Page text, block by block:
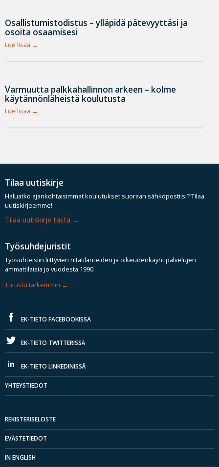
Osallistumistodistus – ylläpidä pätevyyttäsi ja
osoita osaamisesi
Lue lisää
Varmuutta palkkahallinnon arkeen – kolme
käytännönläheistä koulutusta
Lue lisää
Tilaa uutiskirje
Haluatko ajankohtaisimmat koulutukset suoraan sähköpostiisi? Tilaa
uutiskirjeemme!
Tilaa uutiskirje tästä
Työsuhdejuristit
Työsuhteisiin liittyvien riitatilanteiden ja oikeudenkäyntipalvelujen
ammattilaisia jo vuodesta 1990.
Tutustu tarkemmin
EK-TIETO FACEBOOKISSA
EK-TIETO TWITTERISSÄ
EK-TIETO LINKEDINISSÄ
YHTEYSTIEDOT
REKISTERISELOSTE
EVÄSTETIEDOT
IN ENGLISH